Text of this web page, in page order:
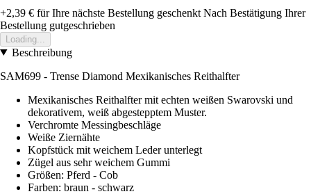
+2,39 € für Ihre nächste Bestellung geschenkt Nach Bestätigung Ihrer
Bestellung gutgeschrieben
Loading...
Beschreibung
SAM699 - Trense Diamond Mexikanisches Reithalfter
Mexikanisches Reithalfter mit echten weißen Swarovski und
dekorativem, weiß abgestepptem Muster.
Verchromte Messingbeschläge
Weiße Ziernähte
Kopfstück mit weichem Leder unterlegt
Zügel aus sehr weichem Gummi
Größen: Pferd - Cob
Farben: braun - schwarz